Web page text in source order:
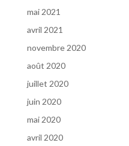
mai 2021
avril 2021
novembre 2020
août 2020
juillet 2020
juin 2020
mai 2020
avril 2020